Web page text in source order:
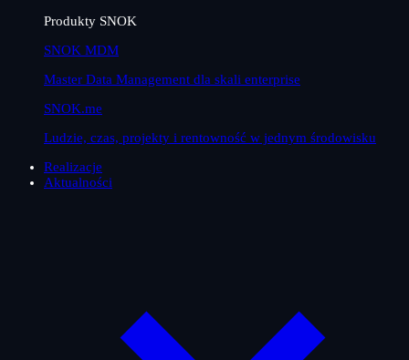
Produkty SNOK
SNOK MDM
Master Data Management dla skali enterprise
SNOK.me
Ludzie, czas, projekty i rentowność w jednym środowisku
Realizacje
Aktualności